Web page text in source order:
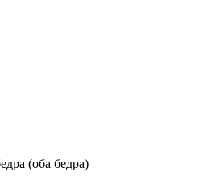
(оба бедра)